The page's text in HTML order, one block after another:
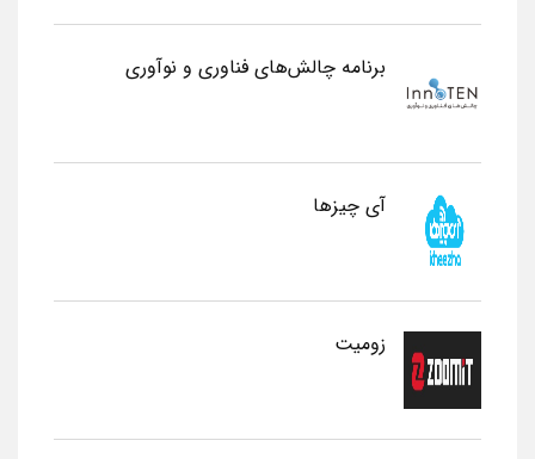
برنامه چالش‌های فناوری و نوآوری
آی چیزها
زومیت